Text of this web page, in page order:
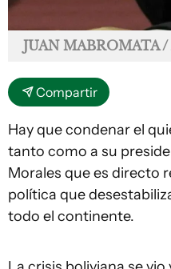
JUAN MABROMATA /
Compartir
Hay que condenar el
tanto como a su
Morales que es directo
política que
todo el continente.